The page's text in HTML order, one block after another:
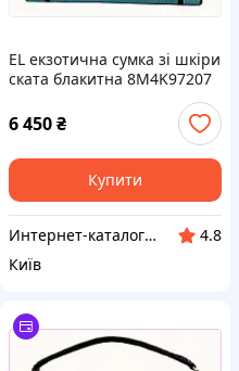
EL екзотична сумка зі шкіри
ската блакитна 8M4K97207
6 450₴
Купити
Интернет-ка​талог ски​д​​ок "ХО-РО-ШО!"
4.8
Київ